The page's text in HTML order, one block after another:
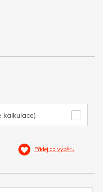
kalkulace)
Přidej do výběru